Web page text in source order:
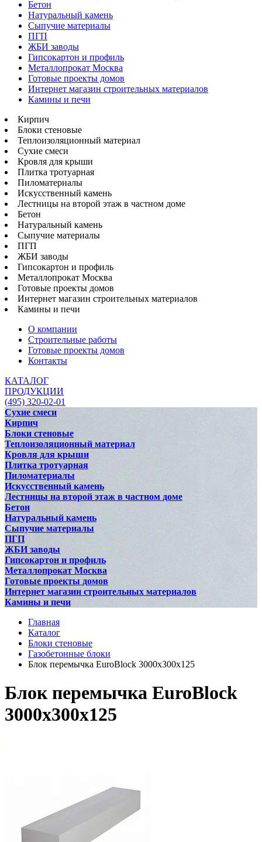
Бетон
Натуральный камень
Сыпучие материалы
ПГП
ЖБИ заводы
Гипсокартон и профиль
Металлопрокат Москва
Готовые проекты домов
Интернет магазин строительных материалов
Камины и печи
Кирпич
Блоки стеновые
Теплоизоляционный материал
Сухие смеси
Кровля для крыши
Плитка тротуарная
Пиломатериалы
Искусственный камень
Лестницы на второй этаж в частном доме
Бетон
Натуральный камень
Сыпучие материалы
ПГП
ЖБИ заводы
Гипсокартон и профиль
Металлопрокат Москва
Готовые проекты домов
Интернет магазин строительных материалов
Камины и печи
О компании
Строительные работы
Готовые проекты домов
Контакты
КАТАЛОГ
ПРОДУКЦИИ
(495) 320-02-01
Сухие смеси
Кирпич
Блоки стеновые
Теплоизоляционный материал
Кровля для крыши
Плитка тротуарная
Пиломатериалы
Искусственный камень
Лестницы на второй этаж в частном доме
Бетон
Натуральный камень
Сыпучие материалы
ПГП
ЖБИ заводы
Гипсокартон и профиль
Металлопрокат Москва
Готовые проекты домов
Интернет магазин строительных материалов
Камины и печи
Главная
Каталог
Блоки стеновые
Газобетонные блоки
Блок перемычка EuroBlock 3000х300х125
Блок перемычка EuroBlock
3000х300х125